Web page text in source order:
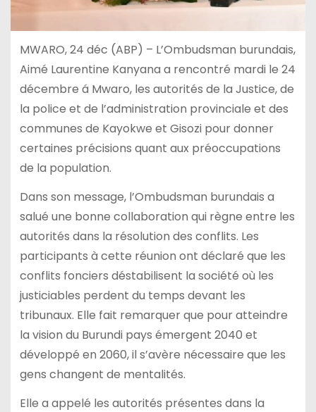
MWARO, 24 déc (ABP) – L’Ombudsman burundais,
Aimé Laurentine Kanyana a rencontré mardi le 24
décembre á Mwaro, les autorités de la Justice, de
la police et de l’administration provinciale et des
communes de Kayokwe et Gisozi pour donner
certaines précisions quant aux préoccupations
de la population.
Dans son message, l’Ombudsman burundais a
salué une bonne collaboration qui règne entre les
autorités dans la résolution des conflits. Les
participants à cette réunion ont déclaré que les
conflits fonciers déstabilisent la société où les
justiciables perdent du temps devant les
tribunaux. Elle fait remarquer que pour atteindre
la vision du Burundi pays émergent 2040 et
développé en 2060, il s’avère nécessaire que les
gens changent de mentalités.
Elle a appelé les autorités présentes dans la